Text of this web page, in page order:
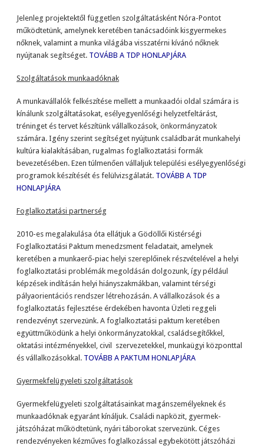
Jelenleg projektektől független szolgáltatásként Nóra-Pontot
működtetünk, amelynek keretében tanácsadóink kisgyermekes
nőknek, valamint a munka világába visszatérni kívánó nőknek
nyújtanak segítséget. TOVÁBB A TDP HONLAPJÁRA
Szolgáltatások munkaadóknak
A munkavállalók felkészítése mellett a munkaadói oldal számára is
kínálunk szolgáltatásokat, esélyegyenlőségi helyzetfeltárást,
tréninget és tervet készítünk vállalkozások, önkormányzatok
számára. Igény szerint segítséget nyújtunk családbarát munkahelyi
kultúra kialakításában, rugalmas foglalkoztatási formák
bevezetésében. Ezen túlmenően vállaljuk települési esélyegyenlőségi
programok készítését és felülvizsgálatát. TOVÁBB A TDP
HONLAPJÁRA
Foglalkoztatási partnerség
2010-es megalakulása óta ellátjuk a Gödöllői Kistérségi
Foglalkoztatási Paktum menedzsment feladatait, amelynek
keretében a munkaerő-piac helyi szereplőinek részvételével a helyi
foglalkoztatási problémák megoldásán dolgozunk, így például
képzések indításán helyi hiányszakmákban, valamint térségi
pályaorientációs rendszer létrehozásán. A vállalkozások és a
foglalkoztatás fejlesztése érdekében havonta Üzleti reggeli
rendezvényt szervezünk. A foglalkoztatási paktum keretében
együttműködünk a helyi önkormányzatokkal, családsegítőkkel,
oktatási intézményekkel, civil szervezetekkel, munkaügyi központtal
és vállalkozásokkal. TOVÁBB A PAKTUM HONLAPJÁRA
Gyermekfelügyeleti szolgáltatások
Gyermekfelügyeleti szolgáltatásainkat magánszemélyeknek és
munkaadóknak egyaránt kínáljuk. Családi napközit, gyermek-
játszóházat működtetünk, nyári táborokat szervezünk. Céges
rendezvényeken kézműves foglalkozással egybekötött játszóházi